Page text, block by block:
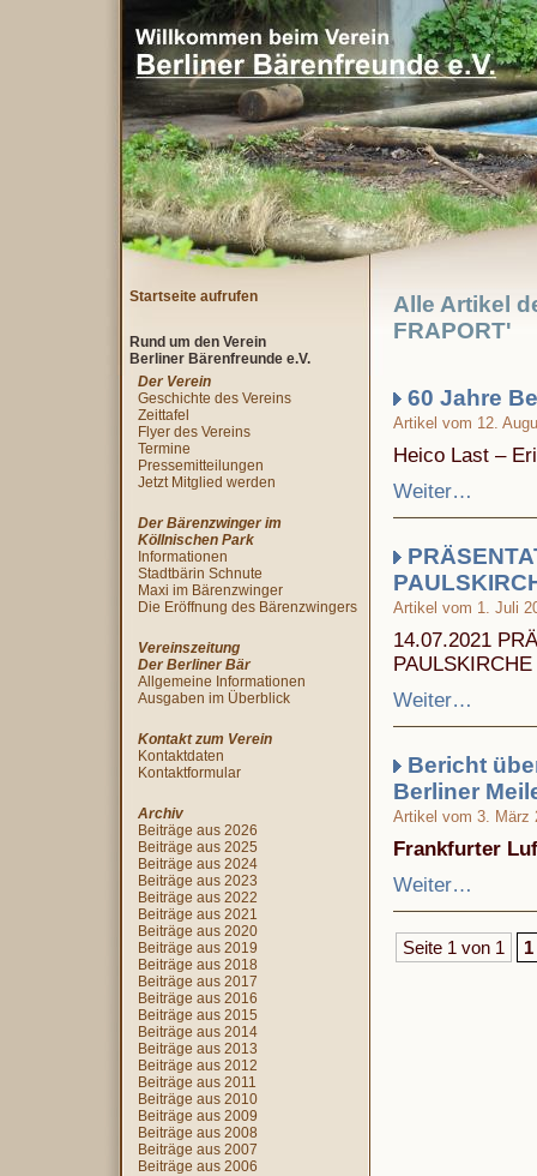
Alle Artikel
FRAPORT'
60 Jahre
Artikel vom 12.
Heico Last –
Weiter…
Artikel vom 1. Juli
14.07.2021
PAULSKIRCHE
Weiter…
Bericht
Berliner
Artikel vom 3. März
Frankfurter
Weiter…
Seite 1 von 1 1
Startseite aufrufen
Rund um den Verein
Berliner Bärenfreunde e.V.
Der Verein
Geschichte des Vereins
Zeittafel
Flyer des Vereins
Termine
Pressemitteilungen
Jetzt Mitglied werden
Der Bärenzwinger im
Köllnischen Park
Informationen
Stadtbärin Schnute
Maxi im Bärenzwinger
Die Eröffnung des Bärenzwingers
Vereinszeitung
Der Berliner Bär
Allgemeine Informationen
Ausgaben im Überblick
Kontakt zum Verein
Kontaktdaten
Kontaktformular
Archiv
Beiträge aus 2026
Beiträge aus 2025
Beiträge aus 2024
Beiträge aus 2023
Beiträge aus 2022
Beiträge aus 2021
Beiträge aus 2020
Beiträge aus 2019
Beiträge aus 2018
Beiträge aus 2017
Beiträge aus 2016
Beiträge aus 2015
Beiträge aus 2014
Beiträge aus 2013
Beiträge aus 2012
Beiträge aus 2011
Beiträge aus 2010
Beiträge aus 2009
Beiträge aus 2008
Beiträge aus 2007
Beiträge aus 2006